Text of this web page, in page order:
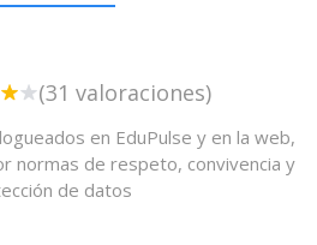
(31 valoraciones)
en EduPulse y en la web,
normas de respeto, convivencia y
de datos